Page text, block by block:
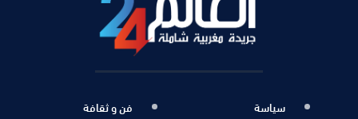
سياسة
فن و ثقافة